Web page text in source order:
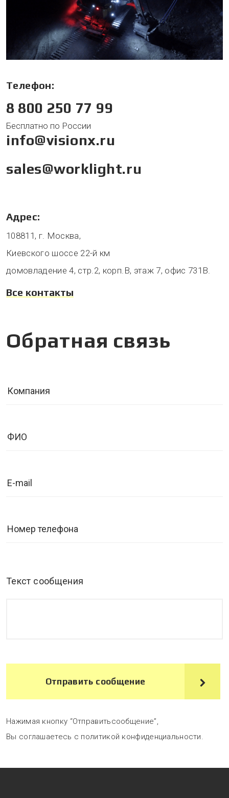
Телефон:
8 800 250 77 99
Бесплатно по России
info@visionx.ru
sales@worklight.ru
Адрес:
108811, г. Москва,
Киевского шоссе 22-й км
домовладение 4, стр.2, корп.В, этаж 7, офис 731В.
Все контакты
Обратная связь
Текст сообщения
Отправить сообщение
Нажимая кнопку “Отправитьсообщение”,
Вы соглашаетесь с политикой конфиденциальности.